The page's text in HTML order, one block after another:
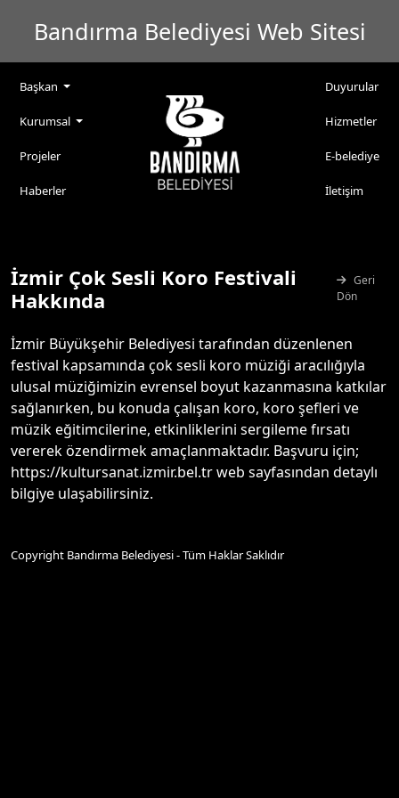
Bandırma Belediyesi Web Sitesi
Başkan
Kurumsal
Projeler
Haberler
Duyurular
Hizmetler
E-belediye
İletişim
İzmir Çok Sesli Koro Festivali
Hakkında
Geri
Dön
İzmir Büyükşehir Belediyesi tarafından düzenlenen
festival kapsamında çok sesli koro müziği aracılığıyla
ulusal müziğimizin evrensel boyut kazanmasına katkılar
sağlanırken, bu konuda çalışan koro, koro şefleri ve
müzik eğitimcilerine, etkinliklerini sergileme fırsatı
vererek özendirmek amaçlanmaktadır. Başvuru için;
https://kultursanat.izmir.bel.tr web sayfasından detaylı
bilgiye ulaşabilirsiniz.
Copyright Bandırma Belediyesi - Tüm Haklar Saklıdır